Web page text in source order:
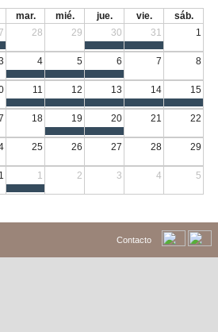
mar. mié. jue. vie.
sáb.
28 29 30 31 1
4 5 6 7 8
11 12 13 14 15
18 19 20 21 22
25 26 27 28 29
1 2 3 4 5
Contacto